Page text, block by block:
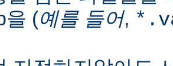
을 (예를 들어,